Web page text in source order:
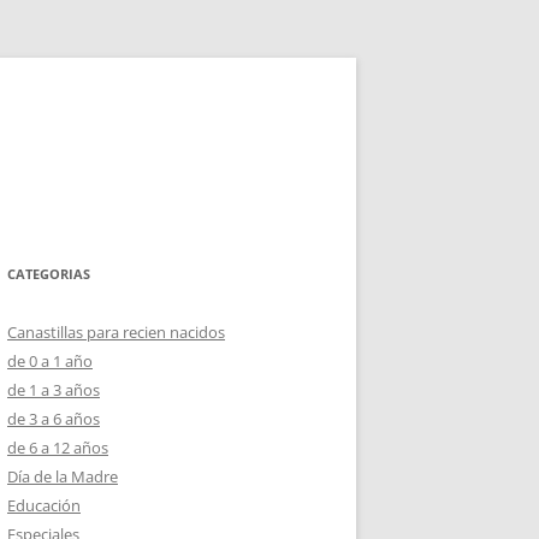
CATEGORIAS
Canastillas para recien nacidos
de 0 a 1 año
de 1 a 3 años
de 3 a 6 años
de 6 a 12 años
Día de la Madre
Educación
Especiales